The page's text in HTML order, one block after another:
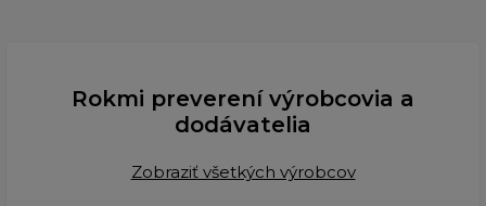
Rokmi preverení výrobcovia a
dodávatelia
Zobraziť všetkých výrobcov